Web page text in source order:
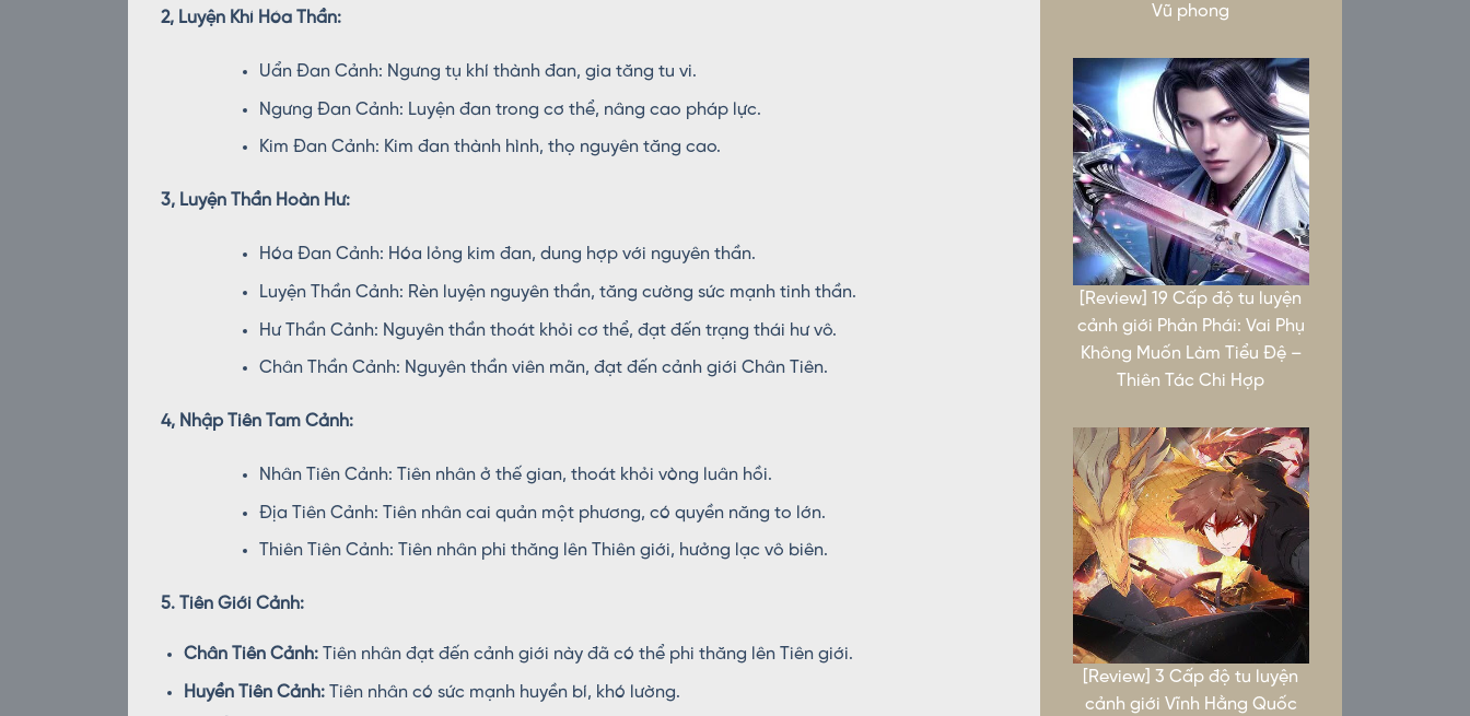
2, Luyện Khí Hóa Thần:
Uẩn Đan Cảnh: Ngưng tụ khí thành đan, gia tăng tu vi.
Ngưng Đan Cảnh: Luyện đan trong cơ thể, nâng cao pháp lực.
Kim Đan Cảnh: Kim đan thành hình, thọ nguyên tăng cao.
3, Luyện Thần Hoàn Hư:
Hóa Đan Cảnh: Hóa lỏng kim đan, dung hợp với nguyên thần.
Luyện Thần Cảnh: Rèn luyện nguyên thần, tăng cường sức mạnh tinh thần.
Hư Thần Cảnh: Nguyên thần thoát khỏi cơ thể, đạt đến trạng thái hư vô.
Chân Thần Cảnh: Nguyên thần viên mãn, đạt đến cảnh giới Chân Tiên.
4, Nhập Tiên Tam Cảnh:
Nhân Tiên Cảnh: Tiên nhân ở thế gian, thoát khỏi vòng luân hồi.
Địa Tiên Cảnh: Tiên nhân cai quản một phương, có quyền năng to lớn.
Thiên Tiên Cảnh: Tiên nhân phi thăng lên Thiên giới, hưởng lạc vô biên.
5. Tiên Giới Cảnh:
Chân Tiên Cảnh:Tiên nhân đạt đến cảnh giới này đã có thể phi thăng lên Tiên giới.
Huyền Tiên Cảnh:Tiên nhân có sức mạnh huyền bí, khó lường.
Vũ phong
[Review] 19 Cấp độ tu luyện
cảnh giới Phản Phái: Vai Phụ
Không Muốn Làm Tiểu Đệ –
Thiên Tác Chi Hợp
[Review] 3 Cấp độ tu luyện
cảnh giới Vĩnh Hằng Quốc